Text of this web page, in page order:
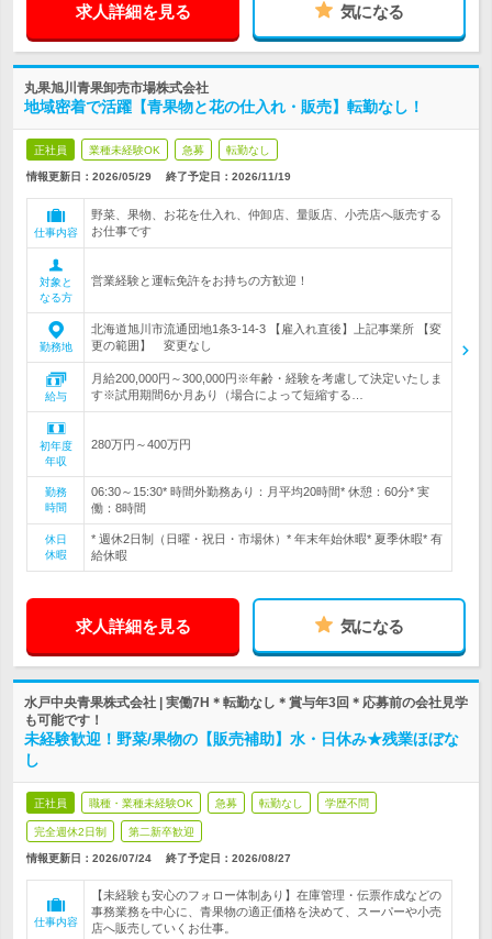
求人詳細を見る 気になる
丸果旭川青果卸売市場株式会社
地域密着で活躍【青果物と花の仕入れ・販売】転勤なし！
正社員 業種未経験OK 急募 転勤なし
情報更新日：2026/05/29 終了予定日： 2026/11/19
仕事内容
野菜、果物、お花を仕入れ、仲卸店、量販店、小売店へ販売する
お仕事です
対象と
なる方
営業経験と運転免許をお持ちの方歓迎！
勤務地
北海道旭川市流通団地1条3-14-3 【雇入れ直後】上記事業所 【変
更の範囲】 変更なし
給与
月給200,000円～300,000円※年齢・経験を考慮して決定いたしま
す※試用期間6か月あり（場合によって短縮する…
初年度
年収
280万円～400万円
勤務
時間
06:30～15:30* 時間外勤務あり：月平均20時間* 休憩：60分* 実
働：8時間
休日
休暇
* 週休2日制（日曜・祝日・市場休）* 年末年始休暇* 夏季休暇* 有
給休暇
求人詳細を見る 気になる
水戸中央青果株式会社 | 実働7H＊転勤なし＊賞与年3回＊応募前の会社見学
も可能です！
未経験歓迎！野菜/果物の【販売補助】水・日休み★残業ほぼな
し
正社員 職種・業種未経験OK 急募 転勤なし 学歴不問
完全週休2日制 第二新卒歓迎
情報更新日：2026/07/24 終了予定日： 2026/08/27
仕事内容
【未経験も安心のフォロー体制あり】在庫管理・伝票作成などの
事務業務を中心に、青果物の適正価格を決めて、スーパーや小売
店へ販売していくお仕事。